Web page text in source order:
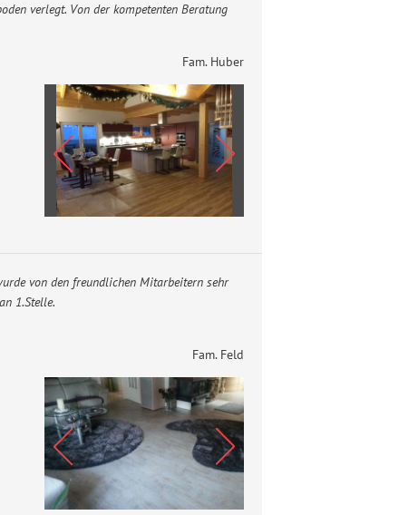
verlegt. Von der kompetenten Beratung
Fam. Huber
von den freundlichen Mitarbeitern sehr
1.Stelle.
Fam. Feld